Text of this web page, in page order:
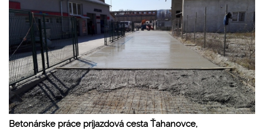
Betonárske práce príjazdová cesta Ťahanovce,